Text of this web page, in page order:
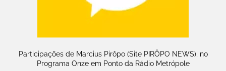
Participações de Marcius Pirôpo (Site PIRÔPO NEWS), no
Programa Onze em Ponto da Rádio Metrópole